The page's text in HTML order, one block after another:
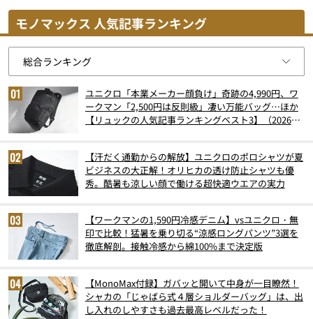
モノマックス 人気記事ランキング
ユニクロ「本業メーカー顔負け」奇跡の4,990円、ワ
ークマン「2,500円は反則級」凄い万能バッグ…ほか
【リュックの人気記事ランキングベスト3】（2026年
【汗だく通勤からの解放】ユニクロのポロシャツが夏
ビジネスの大正解！オリヒカの透け防止シャツも優
秀。酷暑も涼しい顔で働ける超快適ウエアの実力
【ワークマンの1,590円冷感デニム】vsユニクロ・無
印で比較！猛暑を乗り切る“涼感ロングパンツ”3選を
徹底解剖。接触冷感から綿100%まで決定版
【MonoMax付録】ガバッと開いて中身が一目瞭然！
シャカの「じゃばら式４層ショルダーバッグ」は、出
し入れのしやすさも過去最高レベルだった！